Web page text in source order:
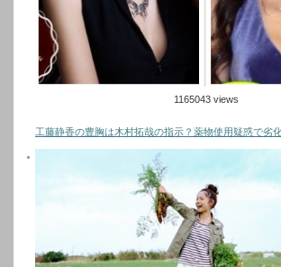
1165043 views
工藤静香の豊胸は木村拓哉の指示？薬物使用疑惑で劣